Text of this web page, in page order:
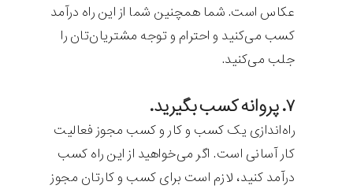
عکاس است. شما همچنین شما از این راه درآمد
کسب می‌کنید و احترام و توجه مشتریان‌تان را
جلب می‌کنید.
۷. پروانه کسب بگیرید.
راه‌اندازی یک کسب و کار و کسب مجوز فعالیت
کار آسانی است. اگر می‌خواهید از این راه کسب
درآمد کنید، لازم است برای کسب و کارتان مجوز